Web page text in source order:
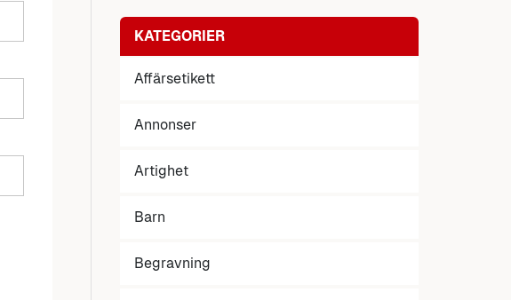
KATEGORIER
Affärsetikett
Annonser
Artighet
Barn
Begravning